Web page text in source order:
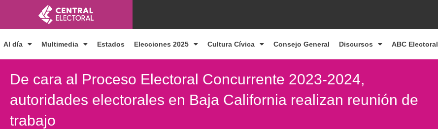
contenido
Al día Multimedia Estados Elecciones 2025 Cultura Cívica Consejo General Discursos ABC Electoral
De cara al Proceso Electoral Concurrente 2023-2024,
autoridades electorales en Baja California realizan reunión de
trabajo